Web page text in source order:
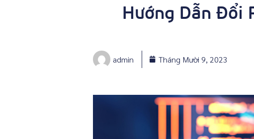
Hướng Dẫn Đổi
admin Tháng Mười 9, 2023